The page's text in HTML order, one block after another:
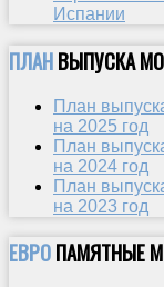
Испании
ПЛАНВЫПУСКА
План
на 2025 год
План
на 2024 год
План
на 2023 год
ЕВРОПАМЯТНЫЕ